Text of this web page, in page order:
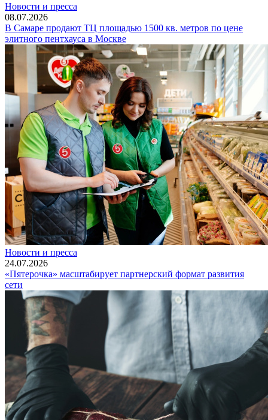
Новости и пресса
08.07.2026
В Самаре продают ТЦ площадью 1500 кв. метров по цене
элитного пентхауса в Москве
Новости и пресса
24.07.2026
«Пятерочка» масштабирует партнерский формат развития
сети